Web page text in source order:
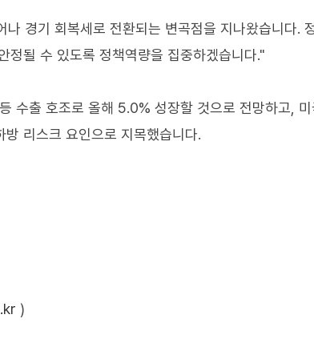
경기 회복세로 전환되는 변곡점을 지나왔습니다.
정될 수 있도록 정책역량을 집중하겠습니다."
수출 호조로 올해 5.0% 성장할 것으로 전망하고,
리스크 요인으로 지목했습니다.
)